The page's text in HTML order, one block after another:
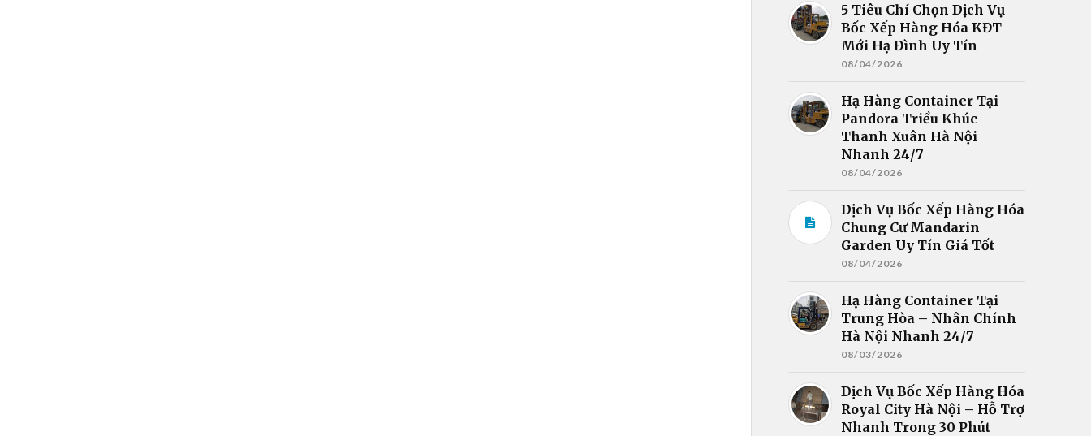
5 Tiêu Chí Chọn Dịch Vụ
Bốc Xếp Hàng Hóa KĐT
Mới Hạ Đình Uy Tín
08/04/2026
Hạ Hàng Container Tại
Pandora Triều Khúc
Thanh Xuân Hà Nội
Nhanh 24/7
08/04/2026
Dịch Vụ Bốc Xếp Hàng Hóa
Chung Cư Mandarin
Garden Uy Tín Giá Tốt
08/04/2026
Hạ Hàng Container Tại
Trung Hòa – Nhân Chính
Hà Nội Nhanh 24/7
08/03/2026
Dịch Vụ Bốc Xếp Hàng Hóa
Royal City Hà Nội – Hỗ Trợ
Nhanh Trong 30 Phút